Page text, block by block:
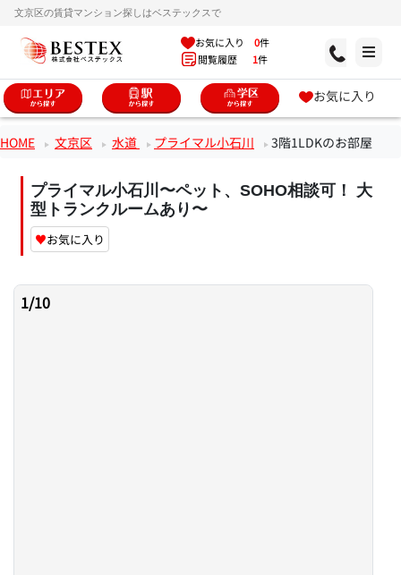
文京区の賃貸マンション探しはベステックスで
お気に入り 0件
閲覧履歴 1件
お気に入り
HOME 文京区 水道 プライマル小石川 3階1LDKのお部屋
プライマル小石川〜ペット、SOHO相談可！ 大
型トランクルームあり〜
♥お気に入り
1/10